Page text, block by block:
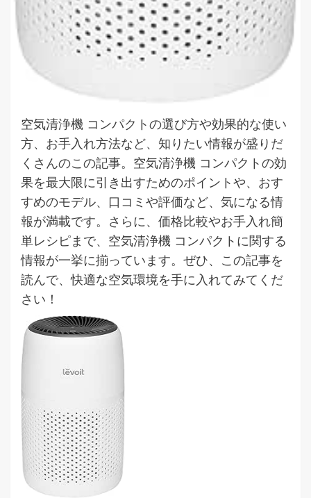
空気清浄機 コンパクトの選び方や効果的な使い
方、お手入れ方法など、知りたい情報が盛りだ
くさんのこの記事。空気清浄機 コンパクトの効
果を最大限に引き出すためのポイントや、おす
すめのモデル、口コミや評価など、気になる情
報が満載です。さらに、価格比較やお手入れ簡
単レシピまで、空気清浄機 コンパクトに関する
情報が一挙に揃っています。ぜひ、この記事を
読んで、快適な空気環境を手に入れてみてくだ
さい！